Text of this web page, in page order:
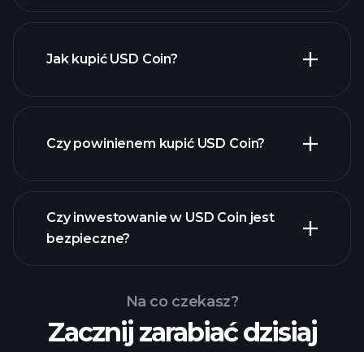
Jak kupić USD Coin?
polecanego brokera
Czy powinienem kupić USD Coin?
codziennych analiz rynku
wspomaganych przez sztuczną
Czy inwestowanie w USD Coin jest
bezpieczne?
Na co czekasz?
Zacznij zarabiać dzisiaj